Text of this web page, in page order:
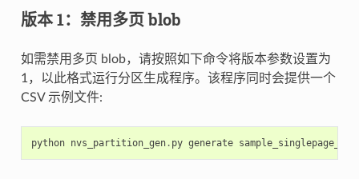
版本 1：禁用多页 blob
如需禁用多页 blob，请按照如下命令将版本参数设置为
1，以此格式运行分区生成程序。该程序同时会提供一个
CSV 示例文件:
python nvs_partition_gen. py generate